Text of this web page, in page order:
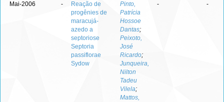
Mai-2006 -
Reação de
progênies de
maracujá-
azedo a
septoriose
Septoria
passiflorae
Sydow
Pinto,
Patrícia
Hossoe
Dantas;
Peixoto,
José
Ricardo;
Junqueira,
Nilton
Tadeu
Vilela;
Mattos,
- -